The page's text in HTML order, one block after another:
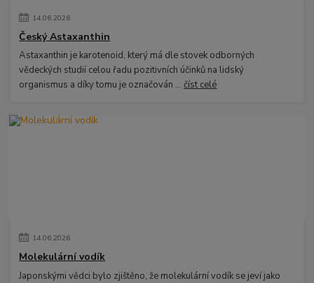
14.06.2026
Český Astaxanthin
Astaxanthin je karotenoid, který má dle stovek odborných
vědeckých studií celou řadu pozitivních účinků na lidský
organismus a díky tomu je označován ...číst celé
14.06.2026
Molekulární vodík
Japonskými vědci bylo zjištěno, že molekulární vodík se jeví jako